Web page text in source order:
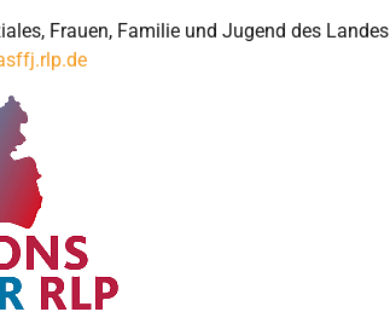
Frauen, Familie und Jugend des Landes